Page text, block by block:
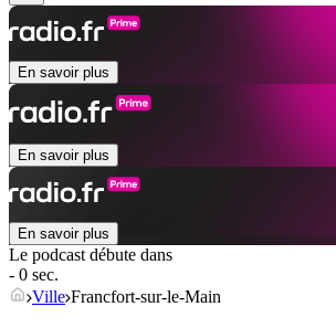
En savoir plus
En savoir plus
En savoir plus
Le podcast débute dans
- 0 sec.
Ville Francfort-sur-le-Main